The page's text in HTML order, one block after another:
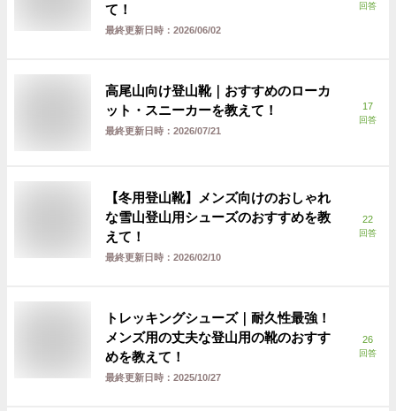
て！
最終更新日時： 2026/06/02
回答
高尾山向け登山靴｜おすすめのローカ
ット・スニーカーを教えて！
最終更新日時： 2026/07/21
17
回答
【冬用登山靴】メンズ向けのおしゃれ
な雪山登山用シューズのおすすめを教
えて！
最終更新日時： 2026/02/10
22
回答
トレッキングシューズ｜耐久性最強！
メンズ用の丈夫な登山用の靴のおすす
めを教えて！
最終更新日時： 2025/10/27
26
回答